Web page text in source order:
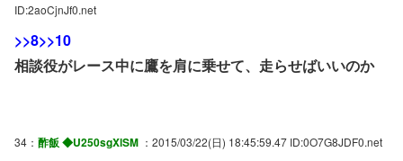
ID:2aoCjnJf0.net
>>8>>10
相談役がレース中に鷹を肩に乗せて、走らせばいいのか
34： 酢飯 ◆U250sgXlSM ：2015/03/22(日) 18:45:59.47 ID:0O7G8JDF0.net